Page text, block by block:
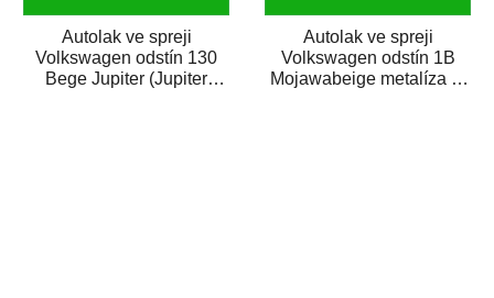
Autolak ve spreji
Volkswagen odstín 130
Bege Jupiter (Jupiter
Autolak ve spreji
Volkswagen odstín 1B
Mojawabeige metalíza je